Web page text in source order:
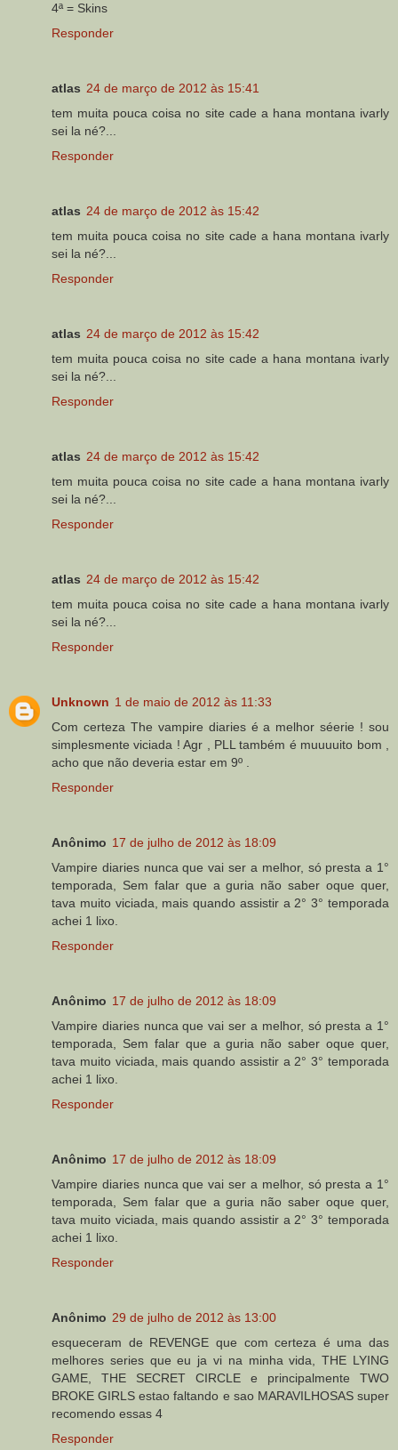
4ª = Skins
Responder
atlas 24 de março de 2012 às 15:41
tem muita pouca coisa no site cade a hana montana ivarly
sei la né?...
Responder
atlas 24 de março de 2012 às 15:42
tem muita pouca coisa no site cade a hana montana ivarly
sei la né?...
Responder
atlas 24 de março de 2012 às 15:42
tem muita pouca coisa no site cade a hana montana ivarly
sei la né?...
Responder
atlas 24 de março de 2012 às 15:42
tem muita pouca coisa no site cade a hana montana ivarly
sei la né?...
Responder
atlas 24 de março de 2012 às 15:42
tem muita pouca coisa no site cade a hana montana ivarly
sei la né?...
Responder
Unknown 1 de maio de 2012 às 11:33
Com certeza The vampire diaries é a melhor séerie ! sou
simplesmente viciada ! Agr , PLL também é muuuuito bom ,
acho que não deveria estar em 9º .
Responder
Anônimo 17 de julho de 2012 às 18:09
Vampire diaries nunca que vai ser a melhor, só presta a 1°
temporada, Sem falar que a guria não saber oque quer,
tava muito viciada, mais quando assistir a 2° 3° temporada
achei 1 lixo.
Responder
Anônimo 17 de julho de 2012 às 18:09
Vampire diaries nunca que vai ser a melhor, só presta a 1°
temporada, Sem falar que a guria não saber oque quer,
tava muito viciada, mais quando assistir a 2° 3° temporada
achei 1 lixo.
Responder
Anônimo 17 de julho de 2012 às 18:09
Vampire diaries nunca que vai ser a melhor, só presta a 1°
temporada, Sem falar que a guria não saber oque quer,
tava muito viciada, mais quando assistir a 2° 3° temporada
achei 1 lixo.
Responder
Anônimo 29 de julho de 2012 às 13:00
esqueceram de REVENGE que com certeza é uma das
melhores series que eu ja vi na minha vida, THE LYING
GAME, THE SECRET CIRCLE e principalmente TWO
BROKE GIRLS estao faltando e sao MARAVILHOSAS super
recomendo essas 4
Responder